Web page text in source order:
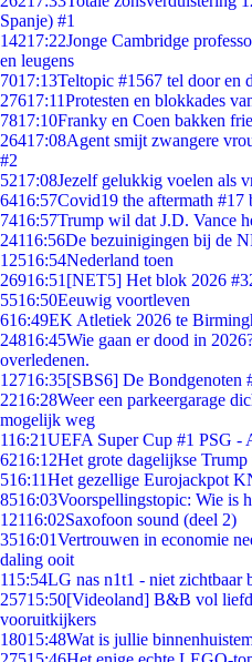
Spanje) #1
14217:22Jonge Cambridge
en leugens
7017:13Teltopic #1567 tel door en
27617:11Protesten en blokkades
7817:10Franky en Coen bakken
26417:08Agent smijt zwangere
#2
5217:08Jezelf gelukkig voelen als
6416:57Covid19 the aftermath #17
7416:57Trump wil dat J.D. Vance
24116:56De bezuinigingen bij de
12516:54Nederland toen
26916:51 [NET5] Het blok 2026
5516:50Eeuwig voortleven
616:49EK Atletiek 2026 te
24816:45Wie gaan er dood in
overledenen.
12716:35[SBS6] De Bondgenoten
2216:28Weer een parkeergarage
mogelijk weg
116:21UEFA Super Cup #1 PSG -
6216:12Het grote dagelijkse
516:11Het gezellige Eurojackpot
8516:03Voorspellingstopic: Wie is
12116:02Saxofoon sound (deel 2)
3516:01Vertrouwen in economie
daling ooit
115:54LG nas n1t1 - niet zichtbaar
25715:50[Videoland] B&B vol
vooruitkijkers
18015:48Wat is jullie